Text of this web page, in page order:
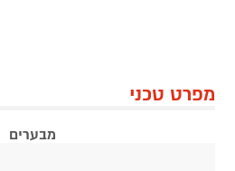
מפרט טכני
מבערים